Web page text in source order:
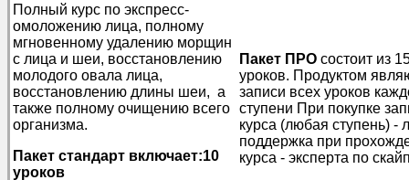
Полный курс по экспресс-
омоложению лица, полному
мгновенному удалению морщин
с лица и шеи, восстановлению
молодого овала лица,
восстановлению длины шеи, а
также полному очищению всего
организма.
Пакет стандарт включает:10
уроков
Пакет ПРО состоит из
уроков. Продуктом
записи всех уроков
ступени При покупке
курса (любая ступень) -
поддержка при
курса - эксперта по